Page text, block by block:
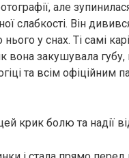
але
слабкості. Він
у снах. Ті самі
вона закушувала
та всім офіційним
крик болю та надії